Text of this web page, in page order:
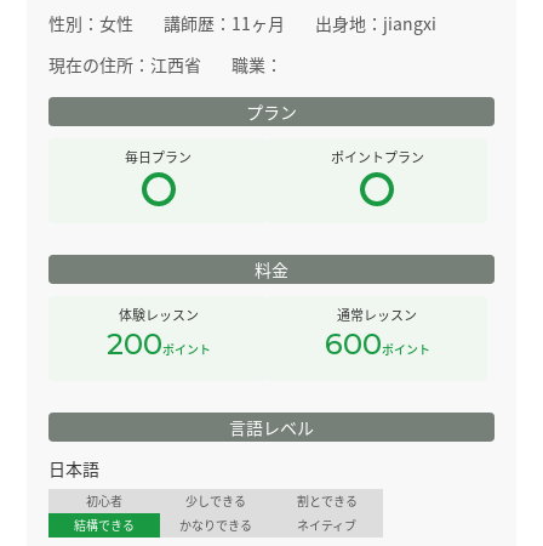
性別：女性 講師歴： 11ヶ月 出身地： jiangxi
現在の住所： 江西省
職業：
プラン
毎日プラン ポイントプラン
料金
体験レッスン
200ポイント
通常レッスン
600ポイント
言語レベル
日本語
初心者 少しできる
割とできる
結構できる
かなりできる ネイティブ